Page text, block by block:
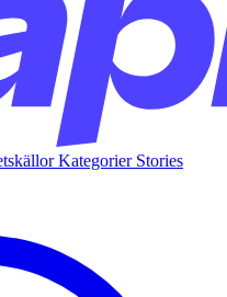
Kategorier Stories